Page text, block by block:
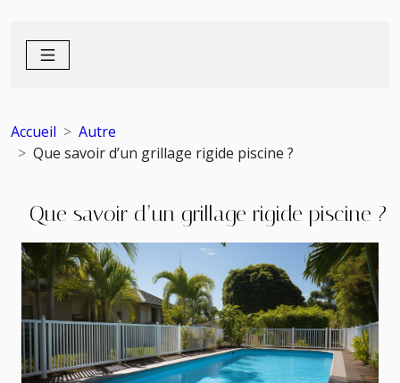
Accueil
Autre
Que savoir d’un grillage rigide piscine ?
Que savoir d’un grillage rigide piscine ?